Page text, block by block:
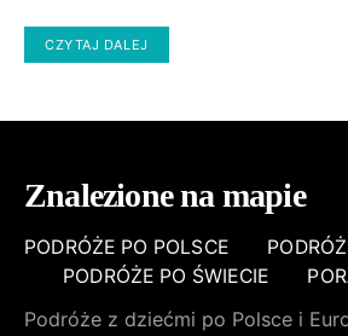
CZYTAJ DALEJ
Znalezione na mapie
PODRÓŻE PO POLSCE
PODRÓŻE PO ŚWIECIE
Podróże z dziećmi po Polsce i